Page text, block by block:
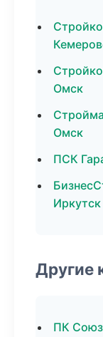
Омск
Омск
ПСК
Иркутск
Другие
ПК Союз